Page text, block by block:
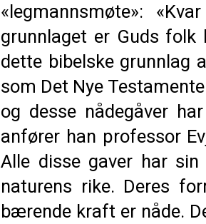
«legmannsmøte»:
grunnlaget er Guds folk
dette bibelske grunnlag
som Det Nye
og desse nådegåver
anfører han professor
Alle disse gaver har sin
naturens rike. Deres
bærende kraft er nåde.